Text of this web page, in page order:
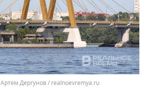
Артем Дергунов / realnoevremya.ru